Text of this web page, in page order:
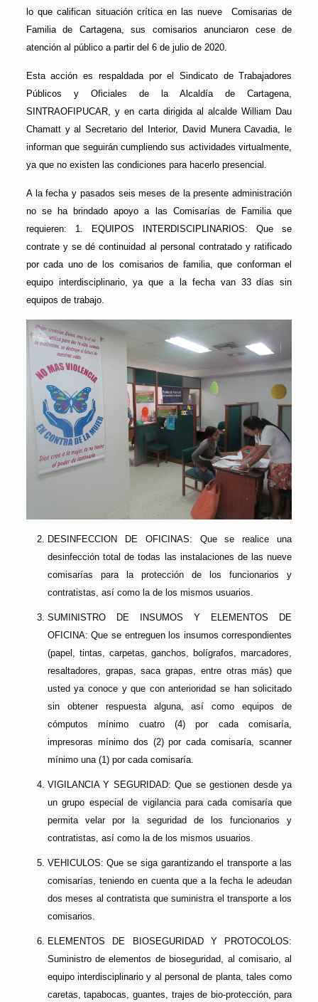
lo que califican situación crítica en las nueve Comisarias de
Familia de Cartagena, sus comisarios anunciaron cese de
atención al público a partir del 6 de julio de 2020.
Esta acción es respaldada por el Sindicato de Trabajadores
Públicos y Oficiales de la Alcaldía de Cartagena,
SINTRAOFIPUCAR, y en carta dirigida al alcalde William Dau
Chamatt y al Secretario del Interior, David Munera Cavadia, le
informan que seguirán cumpliendo sus actividades virtualmente,
ya que no existen las condiciones para hacerlo presencial.
A la fecha y pasados seis meses de la presente administración
no se ha brindado apoyo a las Comisarías de Familia que
requieren: 1. EQUIPOS INTERDISCIPLINARIOS: Que se
contrate y se dé continuidad al personal contratado y ratificado
por cada uno de los comisarios de familia, que conforman el
equipo interdisciplinario, ya que a la fecha van 33 días sin
equipos de trabajo.
DESINFECCION DE OFICINAS: Que se realice una
desinfección total de todas las instalaciones de las nueve
comisarías para la protección de los funcionarios y
contratistas, así como la de los mismos usuarios.
SUMINISTRO DE INSUMOS Y ELEMENTOS DE
OFICINA: Que se entreguen los insumos correspondientes
(papel, tintas, carpetas, ganchos, bolígrafos, marcadores,
resaltadores, grapas, saca grapas, entre otras más) que
usted ya conoce y que con anterioridad se han solicitado
sin obtener respuesta alguna, así como equipos de
cómputos mínimo cuatro (4) por cada comisaría,
impresoras mínimo dos (2) por cada comisaría, scanner
mínimo una (1) por cada comisaría.
VIGILANCIA Y SEGURIDAD: Que se gestionen desde ya
un grupo especial de vigilancia para cada comisaría que
permita velar por la seguridad de los funcionarios y
contratistas, así como la de los mismos usuarios.
VEHICULOS: Que se siga garantizando el transporte a las
comisarías, teniendo en cuenta que a la fecha le adeudan
dos meses al contratista que suministra el transporte a los
comisarios.
ELEMENTOS DE BIOSEGURIDAD Y PROTOCOLOS:
Suministro de elementos de bioseguridad, al comisario, al
equipo interdisciplinario y al personal de planta, tales como
caretas, tapabocas, guantes, trajes de bio-protección, para